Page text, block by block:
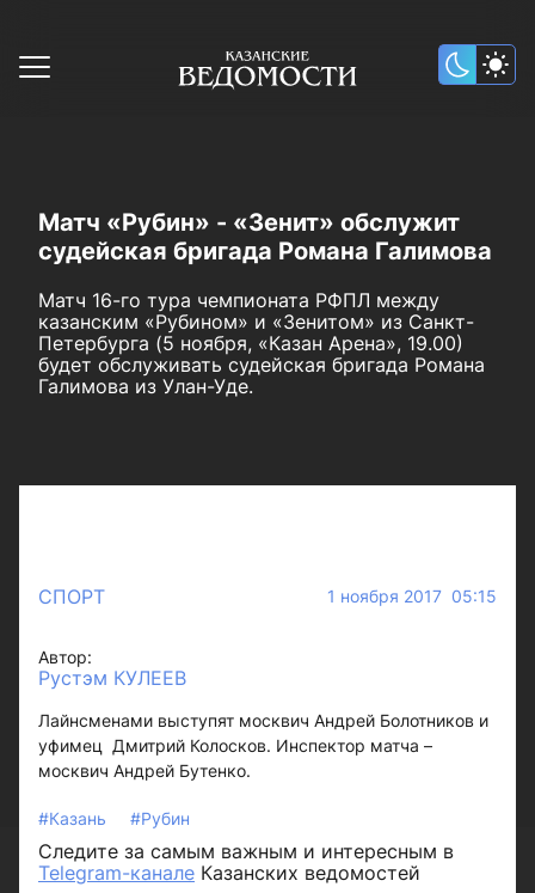
Матч «Рубин» - «Зенит» обслужит
судейская бригада Романа Галимова
Матч 16-го тура чемпионата РФПЛ между
казанским «Рубином» и «Зенитом» из Санкт-
Петербурга (5 ноября, «Казан Арена», 19.00)
будет обслуживать судейская бригада Романа
Галимова из Улан-Уде.
СПОРТ 1 ноября 2017 05:15
Автор:
Рустэм КУЛЕЕВ
Лайнсменами выступят москвич Андрей Болотников и
уфимец Дмитрий Колосков. Инспектор матча –
москвич Андрей Бутенко.
#Казань #Рубин
Следите за самым важным и интересным в
Telegram-канале Казанских ведомостей